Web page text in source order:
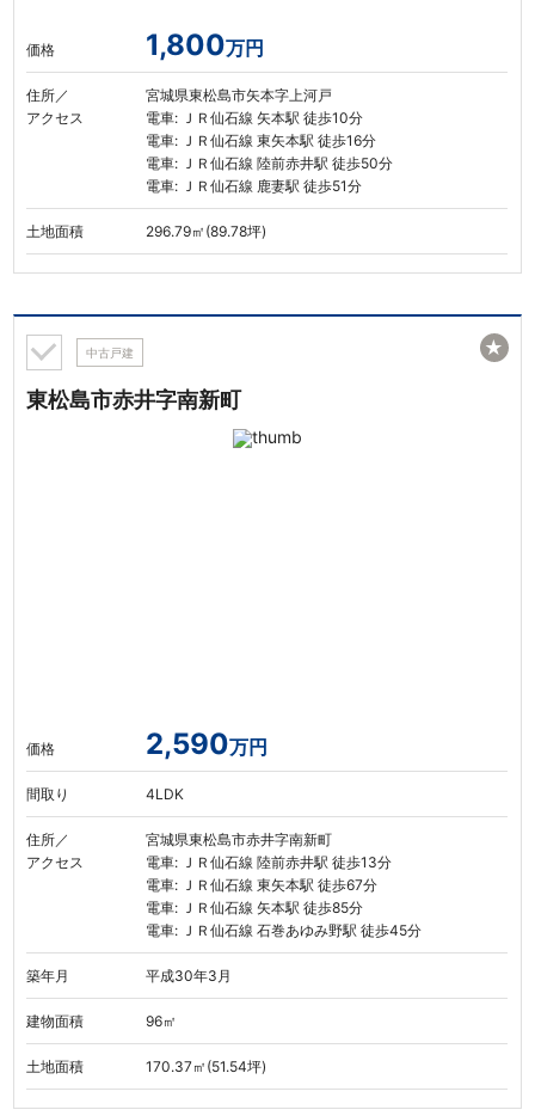
価格 1,800万円
住所／
アクセス
宮城県東松島市矢本字上河戸
電車: ＪＲ仙石線 矢本駅 徒歩10分
電車: ＪＲ仙石線 東矢本駅 徒歩16分
電車: ＪＲ仙石線 陸前赤井駅 徒歩50分
電車: ＪＲ仙石線 鹿妻駅 徒歩51分
土地面積 296.79㎡(89.78坪)
中古戸建
東松島市赤井字南新町
価格 2,590万円
間取り 4LDK
住所／
アクセス
宮城県東松島市赤井字南新町
電車: ＪＲ仙石線 陸前赤井駅 徒歩13分
電車: ＪＲ仙石線 東矢本駅 徒歩67分
電車: ＪＲ仙石線 矢本駅 徒歩85分
電車: ＪＲ仙石線 石巻あゆみ野駅 徒歩45分
築年月 平成30年3月
建物面積 96㎡
土地面積 170.37㎡(51.54坪)
★